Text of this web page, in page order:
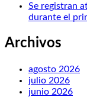
Se registran
durante el
Archivos
agosto 2026
julio 2026
junio 2026